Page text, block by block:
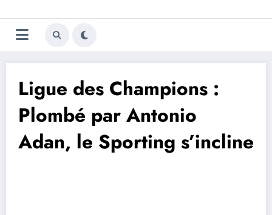
au
contenu
Trivela
L'actualité du football
Ligue des Champions :
Plombé par Antonio
Adan, le Sporting s’incline